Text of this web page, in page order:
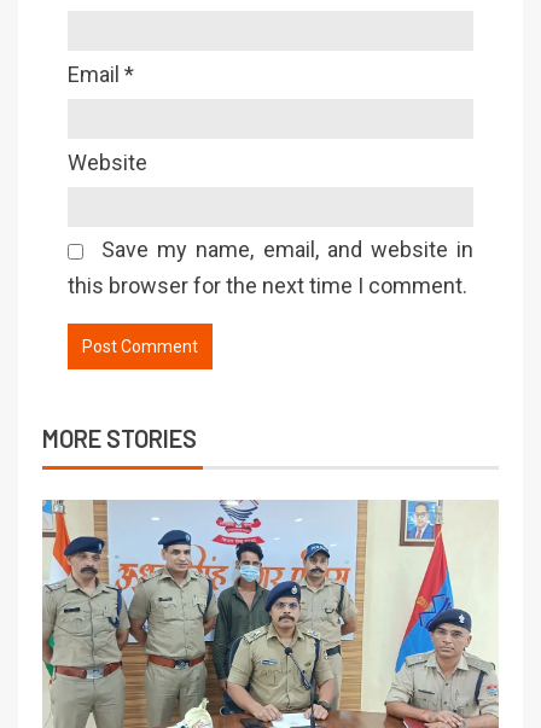
Email *
Website
Save my name, email, and website in
this browser for the next time I comment.
MORE STORIES